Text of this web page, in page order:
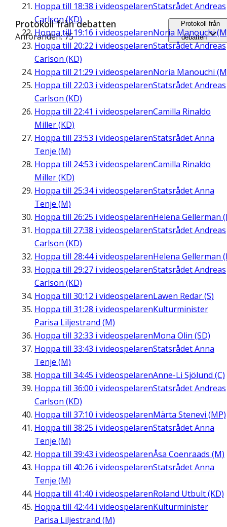
Hoppa till 18:38 i videospelarenStatsrådet Andreas
Carlson (KD)
Hoppa till19:16 i videospelarenNoria Manouchi
Hoppa till 20:22 i videospelarenStatsrådet Andreas
Carlson (KD)
Hoppa till 21:29 i videospelarenNoria Manouchi
Hoppa till 22:03 i videospelarenStatsrådet Andreas
Carlson (KD)
Hoppa till 22:41 i videospelarenCamilla Rinaldo
Miller (KD)
Hoppa till 23:53 i videospelarenStatsrådet Anna
Tenje (M)
Hoppa till 24:53 i videospelarenCamilla Rinaldo
Miller (KD)
Hoppa till 25:34i videospelarenStatsrådet Anna
Tenje (M)
Hoppa till 26:25 i videospelarenHelena Gellerman
Hoppa till 27:38 i videospelarenStatsrådet Andreas
Carlson (KD)
Hoppa till 28:44i videospelarenHelena Gellerman
Hoppa till 29:27 i videospelarenStatsrådet Andreas
Carlson (KD)
Hoppa till 30:12 i videospelarenLawen Redar (S)
Hoppa till 31:28 i videospelarenKulturminister
Parisa Liljestrand (M)
Hoppa till 32:33 i videospelarenMona Olin (SD)
Hoppa till 33:43 i videospelarenStatsrådet Anna
Tenje (M)
Hoppa till 34:45 i videospelarenAnne-Li Sjölund (C)
Hoppa till 36:00 i videospelarenStatsrådet Andreas
Carlson (KD)
Hoppa till 37:10 i videospelarenMärta Stenevi (MP)
Hoppa till 38:25 i videospelarenStatsrådet Anna
Tenje (M)
Hoppa till 39:43 i videospelarenÅsa Coenraads (M)
Hoppa till 40:26 i videospelarenStatsrådet Anna
Tenje (M)
Hoppa till 41:40 i videospelarenRoland Utbult (KD)
Hoppa till 42:44i videospelarenKulturminister
Parisa Liljestrand (M)
Protokoll från debatten
Anföranden: 75
Protokoll från
debatten